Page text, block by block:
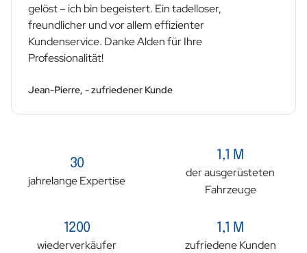
gelöst – ich bin begeistert. Ein tadelloser,
freundlicher und vor allem effizienter
Kundenservice. Danke Alden für Ihre
Professionalität!
Jean-Pierre, - zufriedener Kunde
30
jahrelange Expertise
1,1 M
der ausgerüsteten
Fahrzeuge
1200
wiederverkäufer
1,1 M
zufriedene Kunden